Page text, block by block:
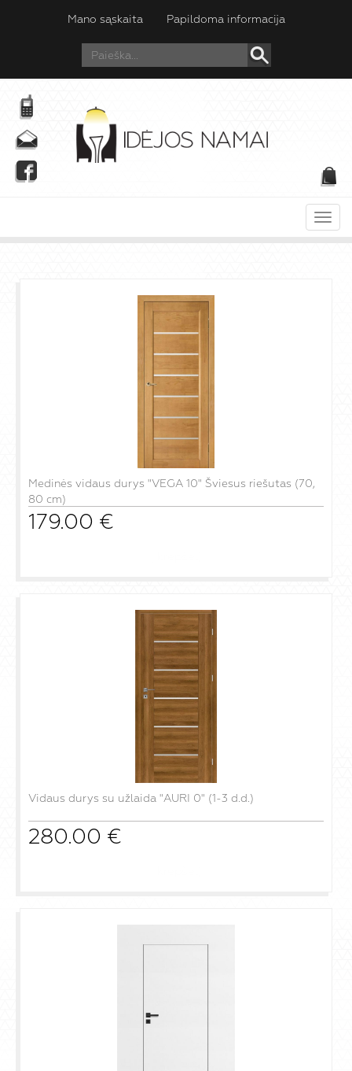
Mano sąskaita Papildoma informacija
Medinės vidaus durys "VEGA 10" Šviesus riešutas (70,
80 cm)
179.00 €
Vidaus durys su užlaida "AURI 0" (1-3 d.d.)
280.00 €